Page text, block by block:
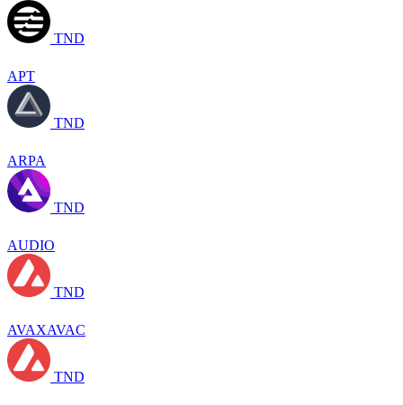
TND
APT
TND
ARPA
TND
AUDIO
TND
AVAXAVAC
TND